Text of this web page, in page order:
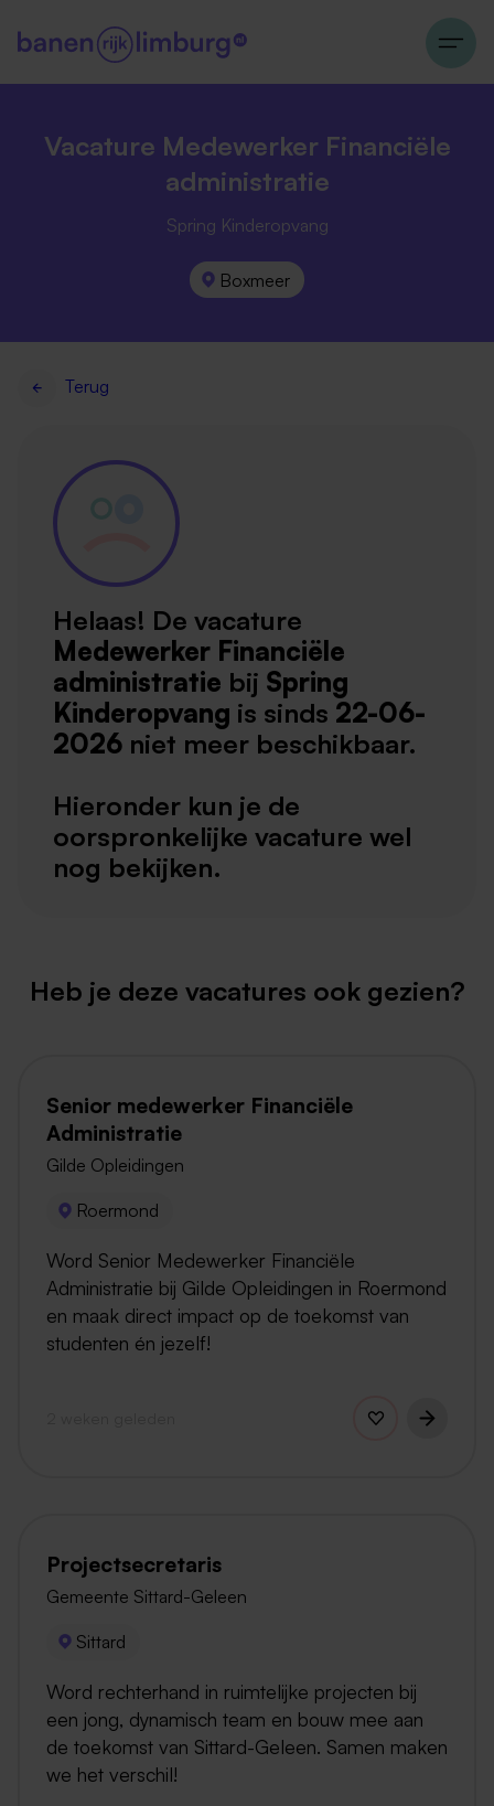
Vacature Medewerker Financiële
administratie
Spring Kinderopvang
Boxmeer
Terug
Helaas! De vacature
Medewerker Financiële
administratie bij Spring
Kinderopvang is sinds 22-06-
2026 niet meer beschikbaar.
Hieronder kun je de
oorspronkelijke vacature wel
nog bekijken.
Heb je deze vacatures ook gezien?
Senior medewerker Financiële
Administratie
Gilde Opleidingen
Roermond
Word Senior Medewerker Financiële
Administratie bij Gilde Opleidingen in Roermond
en maak direct impact op de toekomst van
studenten én jezelf!
Projectsecretaris
Gemeente Sittard-Geleen
Sittard
Word rechterhand in ruimtelijke projecten bij
een jong, dynamisch team en bouw mee aan
de toekomst van Sittard-Geleen. Samen maken
we het verschil!